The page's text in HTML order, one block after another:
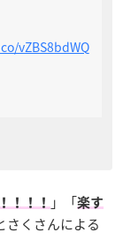
vZBS8bdWQ
！！！ 」「楽す
さくさんによる